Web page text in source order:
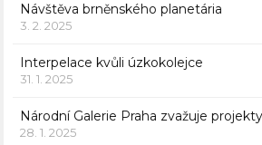
Návštěva brněnského planetária
3. 2. 2025
Interpelace kvůli úzkokolejce
31. 1. 2025
Národní Galerie Praha zvažuje
28. 1. 2025